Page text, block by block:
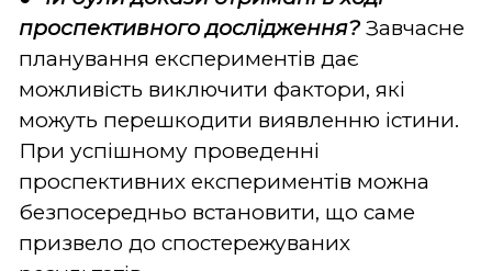
проспективного дослідження?Завчасне
планування експериментів дає
можливість виключити фактори, які
можуть перешкодити виявленню істини.
При успішному проведенні
проспективних експериментів можна
безпосередньо встановити, що саме
призвело до спостережуваних